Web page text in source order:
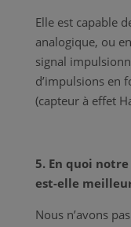
Elle est capable
analogique, ou
signal
d’impulsions en
(capteur à effet
5. En quoi
est-elle
Nous n’avons